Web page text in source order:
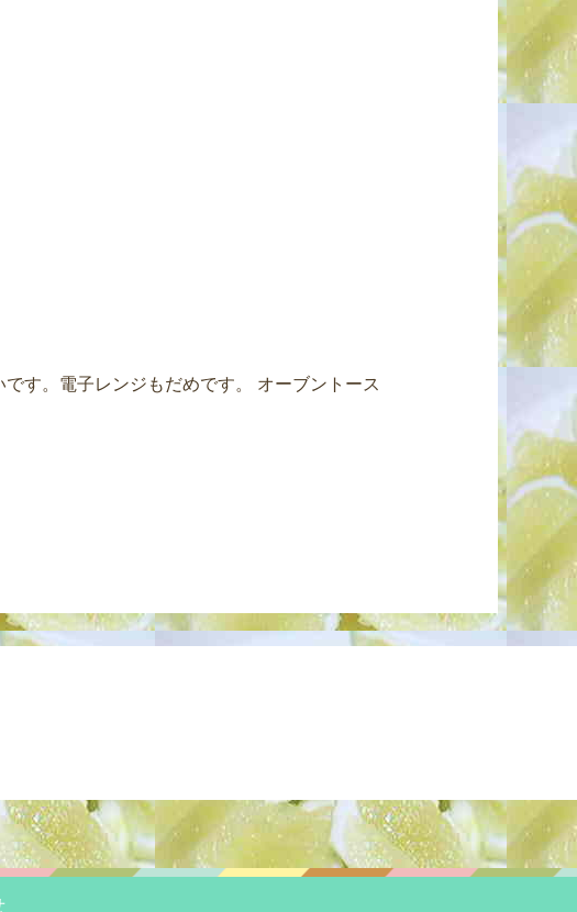
す。電子レンジもだめです。 オーブントース